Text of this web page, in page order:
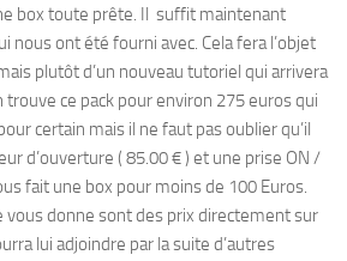
box toute prête. Il suffit maintenant
nous ont été fourni avec. Cela fera l’objet
plutôt d’un nouveau tutoriel qui arrivera
ce pack pour environ 275 euros qui
certain mais il ne faut pas oublier qu’il
d’ouverture ( 85.00 € ) et une prise ON /
fait une box pour moins de 100 Euros.
vous donne sont des prix directement sur
lui adjoindre par la suite d’autres